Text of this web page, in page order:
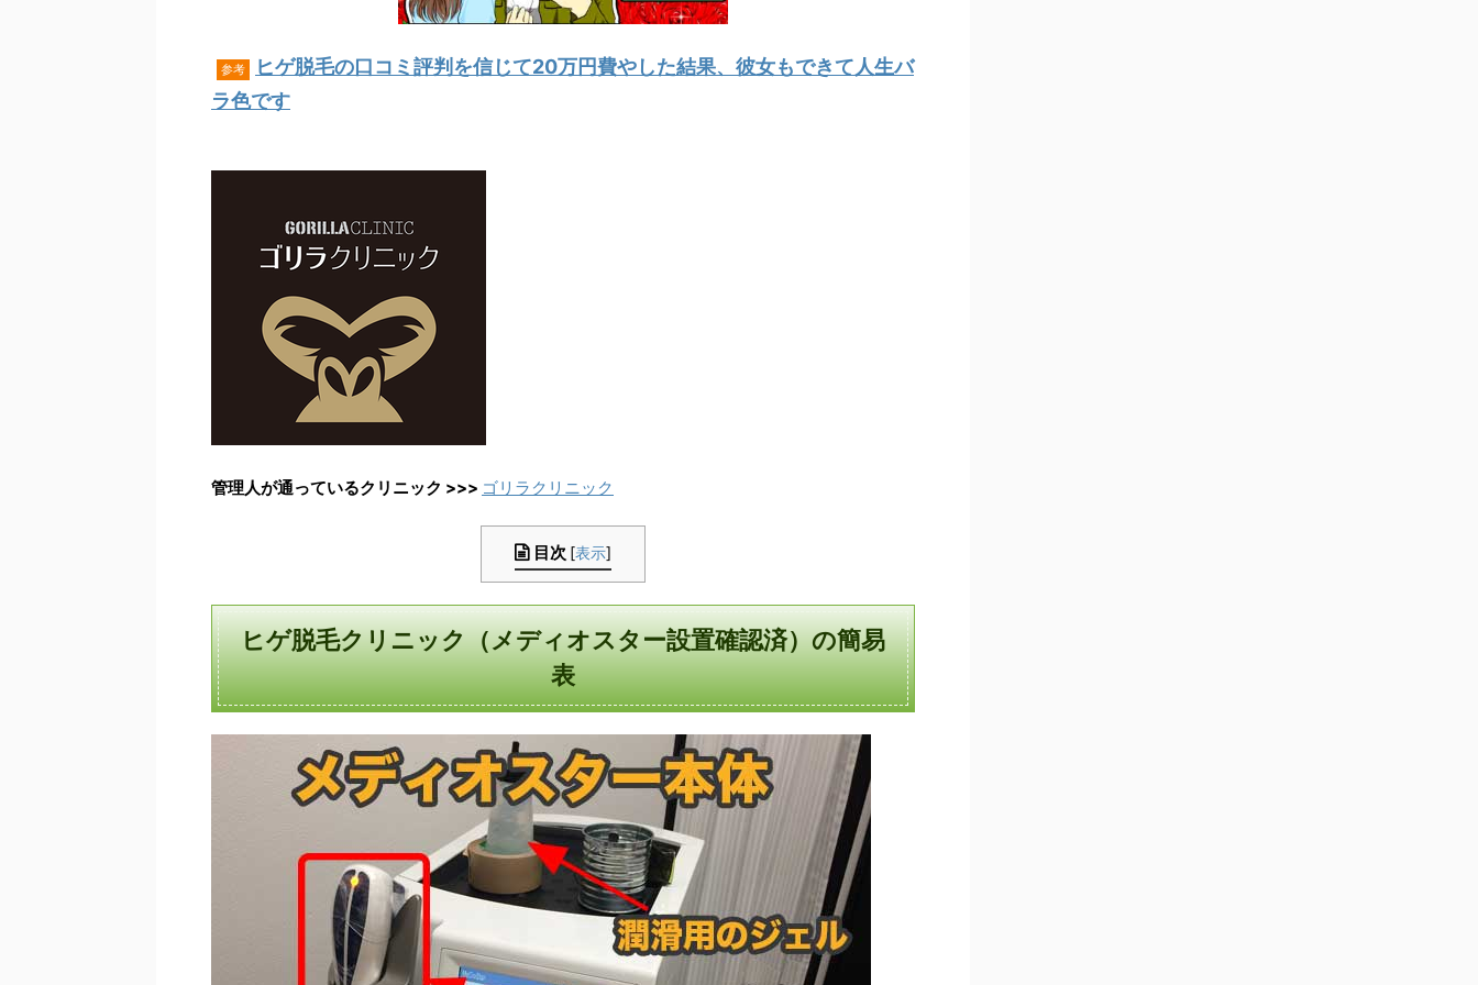
参考
ヒゲ脱毛の口コミ評判を信じて20万円費やした結果、彼女もできて人生バ
ラ色です
管理人が通っているクリニック >>> ゴリラクリニック
目次 [表示]
ヒゲ脱毛クリニック（メディオスター設置確認済）の簡易
表